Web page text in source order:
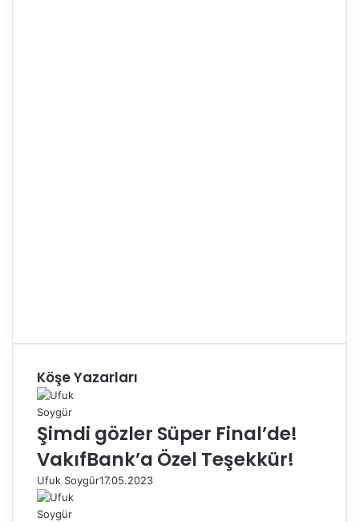
Köşe Yazarları
Şimdi gözler Süper Final’de!
VakıfBank’a Özel Teşekkür!
Ufuk Soygür17.05.2023